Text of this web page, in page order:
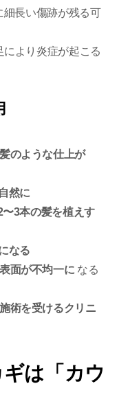
長い傷跡が残る可
より炎症が起こる
のような仕上が
然に
〜3本の髪を植えす
なる
面が不均一に なる
施術を受けるクリニ
は「カウ